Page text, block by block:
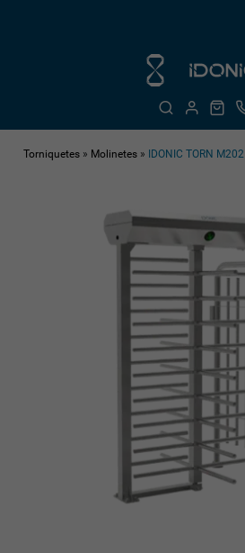
Torniquetes » Molinetes » IDONIC TORN M202